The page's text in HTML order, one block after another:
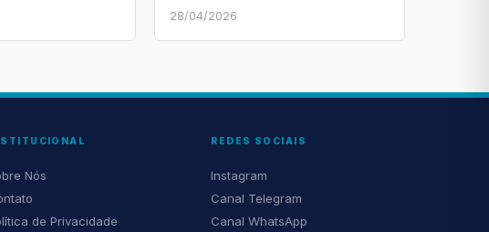
28/04/2026
Nós
de Privacidade
REDES SOCIAIS
Instagram
Canal Telegram
Canal WhatsApp